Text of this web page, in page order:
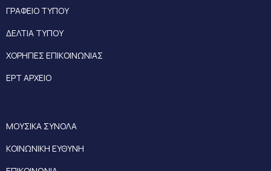
ΓΡΑΦΕΙΟ ΤΥΠΟΥ
ΔΕΛΤΙΑ ΤΥΠΟΥ
ΧΟΡΗΓΙΕΣ ΕΠΙΚΟΙΝΩΝΙΑΣ
ΕΡΤ ΑΡΧΕΙΟ
ΜΟΥΣΙΚΑ ΣΥΝΟΛΑ
ΚΟΙΝΩΝΙΚΗ ΕΥΘΥΝΗ